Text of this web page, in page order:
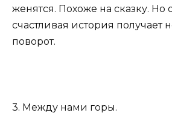
женятся. Похоже на сказку. Но
счастливая история
поворот.
3. Между нами горы.